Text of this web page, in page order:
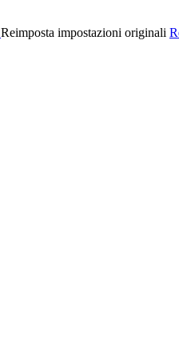
Reimposta impostazioni originali